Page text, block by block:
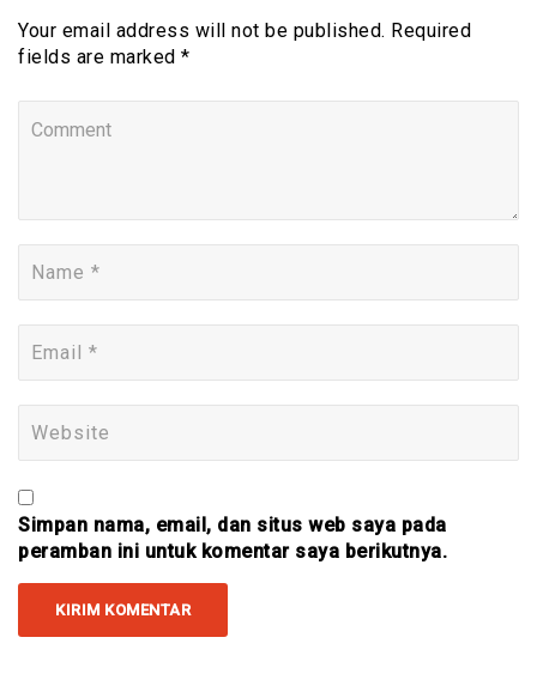
Your email address will not be published. Required
fields are marked *
Simpan nama, email, dan situs web saya pada
peramban ini untuk komentar saya berikutnya.